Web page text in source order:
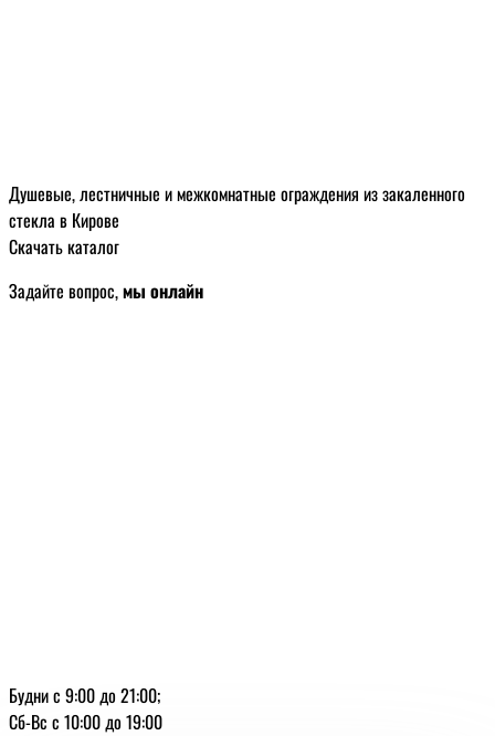
Душевые, лестничные и межкомнатные ограждения из закаленного
стекла в Кирове
Скачать каталог
Задайте вопрос,мы онлайн
Будни с 9:00 до 21:00;
Сб-Вс с 10:00 до 19:00